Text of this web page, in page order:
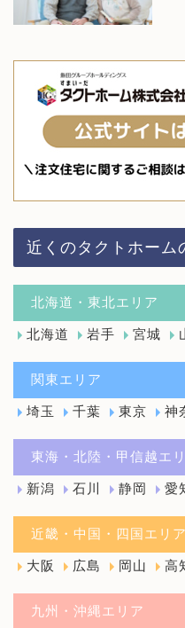
近くのタクトホーム
北海道・東北エリア
北海道 岩手 宮城
関東エリア
埼玉 千葉 東京 神
東海・北陸・甲信越エ
新潟 石川 静岡 愛
近畿・中国・四国エリア
大阪 広島 岡山 高
九州・沖縄エリア